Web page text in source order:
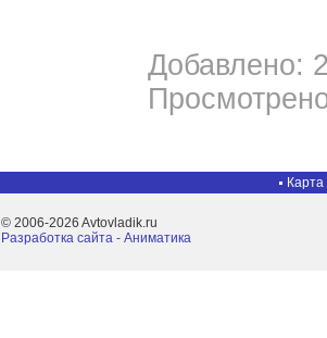
Добавлено:
Карта
© 2006-2026 Avtovladik.ru
Разработка сайта - Aниматика